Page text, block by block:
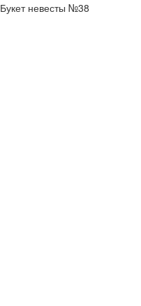
Букет невесты №38